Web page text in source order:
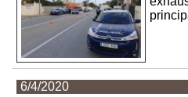
6/4/2020